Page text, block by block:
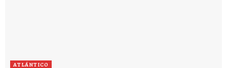
ATLÁNTICO